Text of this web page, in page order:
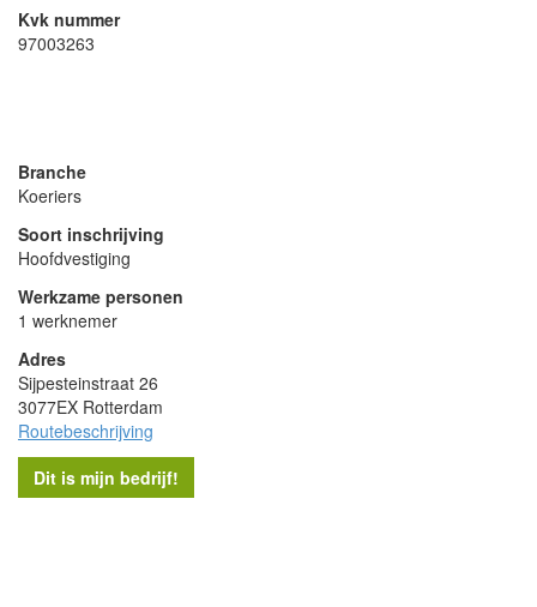
Kvk nummer
97003263
Branche
Koeriers
Soort inschrijving
Hoofdvestiging
Werkzame personen
1 werknemer
Adres
Sijpesteinstraat 26
3077EX Rotterdam
Routebeschrijving